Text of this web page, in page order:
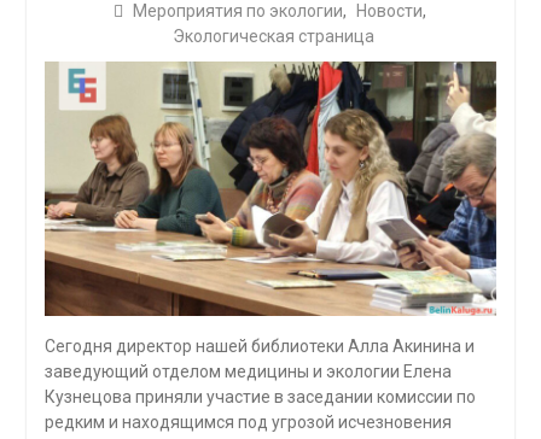
Мероприятия по экологии, Новости,
Экологическая страница
Сегодня директор нашей библиотеки Алла Акинина и
заведующий отделом медицины и экологии Елена
Кузнецова приняли участие в заседании комиссии по
редким и находящимся под угрозой исчезновения